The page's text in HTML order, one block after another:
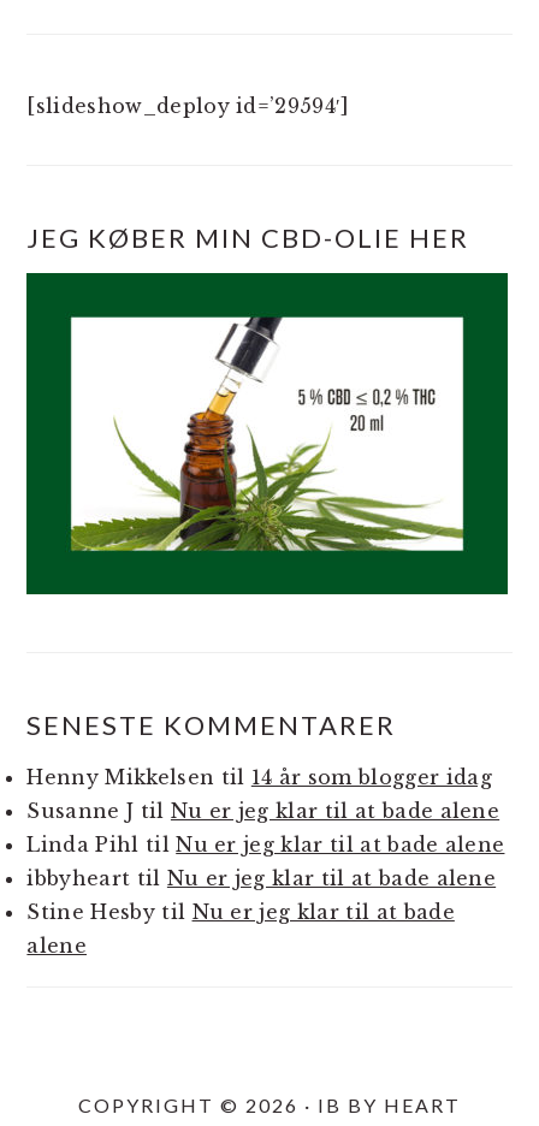
[slideshow_deploy id=’29594′]
JEG KØBER MIN CBD-OLIE HER
SENESTE KOMMENTARER
Henny Mikkelsen til 14 år som blogger idag
Susanne J til Nu er jeg klar til at bade alene
Linda Pihl tilNu er jeg klar til at bade alene
ibbyheart til Nu er jeg klar til at bade alene
Stine Hesbytil Nu er jeg klar til at bade
alene
COPYRIGHT © 2026 · IB BY HEART